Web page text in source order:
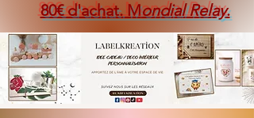
80€ d'achat. Mondial Relay.